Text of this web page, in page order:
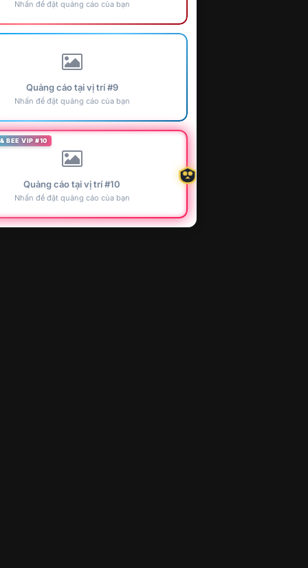
Nhấn để đặt quảng cáo của bạn
Quảng cáo tại vị trí #9
Nhấn để đặt quảng cáo của bạn
BEE VIP #10
Quảng cáo tại vị trí #10
Nhấn để đặt quảng cáo của bạn